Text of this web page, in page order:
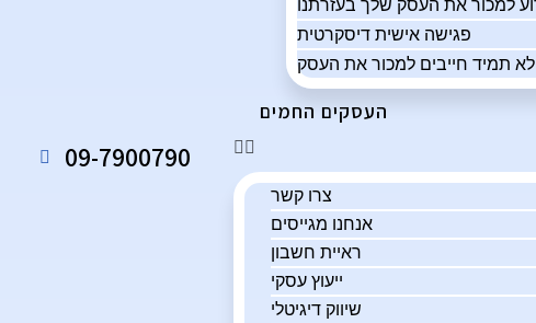
09-7900790
פגישה אישית דיסקרטית
לא תמיד חייבים למכור את העסק
העסקים החמים
צרו קשר
אנחנו מגייסים
ראיית חשבון
ייעוץ עסקי
שיווק דיגיטלי